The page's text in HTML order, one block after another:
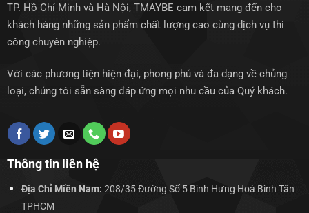
TP. Hồ Chí Minh và Hà Nội, TMAYBE cam kết mang đến cho
khách hàng những sản phẩm chất lượng cao cùng dịch vụ thi
công chuyên nghiệp.
Với các phương tiện hiện đại, phong phú và đa dạng về chủng
loại, chúng tôi sẵn sàng đáp ứng mọi nhu cầu của Quý khách.
Thông tin liên hệ
Địa Chỉ Miền Nam: 208/35 Đường Số 5 Bình Hưng Hoà Bình Tân
TPHCM